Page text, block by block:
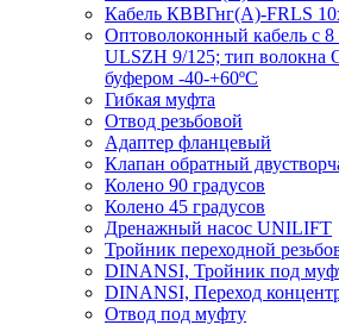
Кабель КВВГнг(А)-FRLS
Оптоволоконный кабель с
ULSZH 9/125; тип волокна
буфером -40-+60ºC
Гибкая муфта
Отвод резьбовой
Адаптер фланцевый
Клапан обратный
Колено 90 градусов
Колено 45 градусов
Дренажный насос UNILIFT
Тройник переходной
DINANSI, Тройник под
DINANSI, Переход
Отвод под муфту